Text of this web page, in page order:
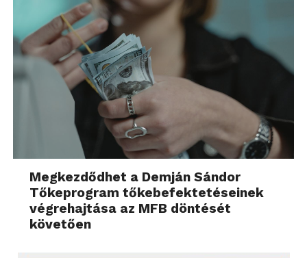
Megkezdődhet a Demján Sándor
Tőkeprogram tőkebefektetéseinek
végrehajtása az MFB döntését
követően